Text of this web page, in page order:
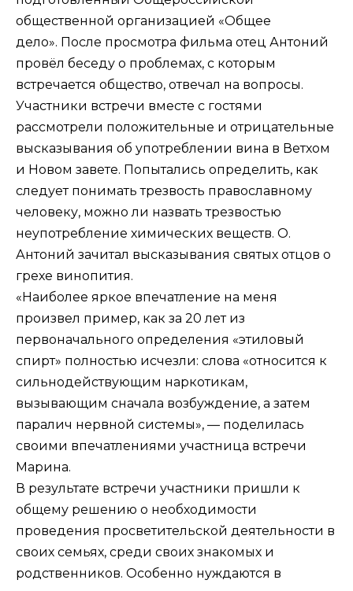
общественной организацией «Общее
дело». После просмотра фильма отец Антоний
провёл беседу о проблемах, с которым
встречается общество, отвечал на вопросы.
Участники встречи вместе с гостями
рассмотрели положительные и отрицательные
высказывания об употреблении вина в Ветхом
и Новом завете. Попытались определить, как
следует понимать трезвость православному
человеку, можно ли назвать трезвостью
неупотребление химических веществ. О.
Антоний зачитал высказывания святых отцов о
грехе винопития.
«Наиболее яркое впечатление на меня
произвел пример, как за 20 лет из
первоначального определения «этиловый
спирт» полностью исчезли: слова «относится к
сильнодействующим наркотикам,
вызывающим сначала возбуждение, а затем
паралич нервной системы», — поделилась
своими впечатлениями участница встречи
Марина.
В результате встречи участники пришли к
общему решению о необходимости
проведения просветительской деятельности в
своих семьях, среди своих знакомых и
родственников. Особенно нуждаются в